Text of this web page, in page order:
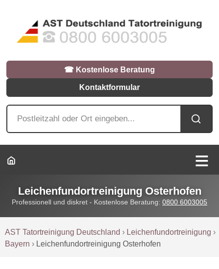
☎︎ Kostenlose Beratung
Kontaktformular
Leichenfundortreinigung Osterhofen
Professionell und diskret - Kostenlose Beratung: 0800 6003005
AST Tatortreinigung Deutschland › Leichenfundortreinigung ›
Bayern › Leichenfundortreinigung Osterhofen